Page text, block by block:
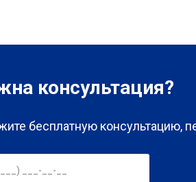
консультация?
бесплатную консультацию,